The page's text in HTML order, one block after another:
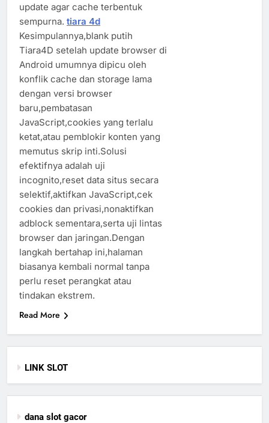
update agar cache terbentuk
sempurna. tiara 4d
Kesimpulannya,blank putih
Tiara4D setelah update browser di
Android umumnya dipicu oleh
konflik cache dan storage lama
dengan versi browser
baru,pembatasan
JavaScript,cookies yang terlalu
ketat,atau pemblokir konten yang
memutus skrip inti.Solusi
efektifnya adalah uji
incognito,reset data situs secara
selektif,aktifkan JavaScript,cek
cookies dan privasi,nonaktifkan
adblock sementara,serta uji lintas
browser dan jaringan.Dengan
langkah bertahap ini,halaman
biasanya kembali normal tanpa
perlu reset perangkat atau
tindakan ekstrem.
Read More
LINK SLOT
dana slot gacor